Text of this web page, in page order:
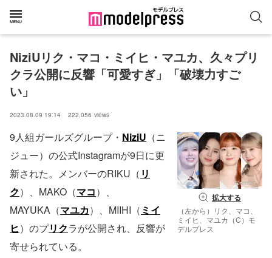
NiziUリク・マコ・ミイヒ・マユカ、久々プリ
クラ公開に反響「可愛すぎ」「破壊力すご
い」
2023.08.09 19:14 222,056 views
拡大する
（左から）リク、マコ、
ミイヒ、マユカ（C）モ
デルプレス
9人組ガールズグループ・ NiziU （ニ
ジュー）の公式Instagramが9日に更
新された。メンバーのRIKU（ リ
ク）、MAKO（マコ）、
MAYUKA（マユカ）、MIIHI（ ミイ
ヒ）のプリクラが公開され、反響が
寄せられている。